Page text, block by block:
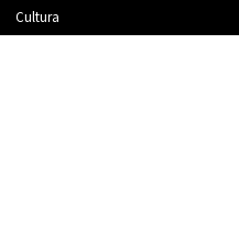
Cultura